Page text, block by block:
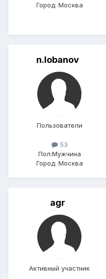
Город: Москва
n.lobanov
Пользователи
53
Пол:Мужчина
Город: Москва
agr
Активный участник